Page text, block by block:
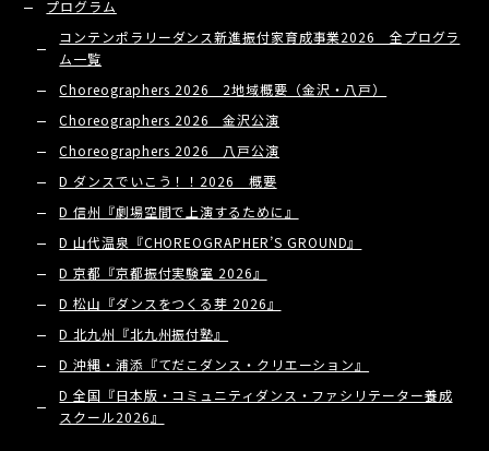
プログラム
コンテンポラリーダンス新進振付家育成事業2026 全プログラ
ム一覧
Choreographers 2026 2地域概要（金沢・八戸）
Choreographers 2026 金沢公演
Choreographers 2026 八戸公演
D ダンスでいこう！！2026 概要
D 信州『劇場空間で上演するために』
D 山代温泉『CHOREOGRAPHER’S GROUND』
D 京都『京都振付実験室 2026』
D 松山『ダンスをつくる芽 2026』
D 北九州『北九州振付塾』
D 沖縄・浦添『てだこダンス・クリエーション』
D 全国『日本版・コミュニティダンス・ファシリテーター養成
スクール2026』